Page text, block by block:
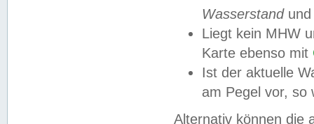
Wasserstandund
Liegt kein MHW
Karte ebenso mit
Ist der aktuelle
am Pegel vor,
Alternativ können die